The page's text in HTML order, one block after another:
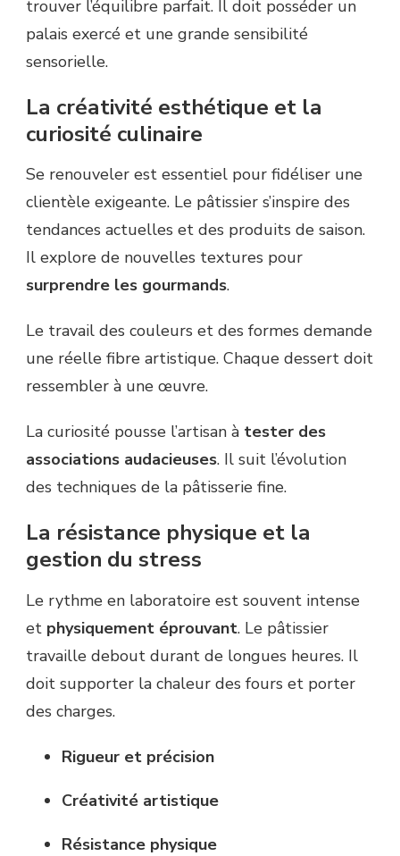
trouver l’équilibre parfait. Il doit posséder un
palais exercé et une grande sensibilité
sensorielle.
La créativité esthétique et la
curiosité culinaire
Se renouveler est essentiel pour fidéliser une
clientèle exigeante. Le pâtissier s’inspire des
tendances actuelles et des produits de saison.
Il explore de nouvelles textures pour
surprendre les gourmands.
Le travail des couleurs et des formes demande
une réelle fibre artistique. Chaque dessert doit
ressembler à une œuvre.
La curiosité pousse l’artisan à tester des
associations audacieuses. Il suit l’évolution
des techniques de la pâtisserie fine.
La résistance physique et la
gestion du stress
Le rythme en laboratoire est souvent intense
et physiquement éprouvant. Le pâtissier
travaille debout durant de longues heures. Il
doit supporter la chaleur des fours et porter
des charges.
Rigueur et précision
Créativité artistique
Résistance physique